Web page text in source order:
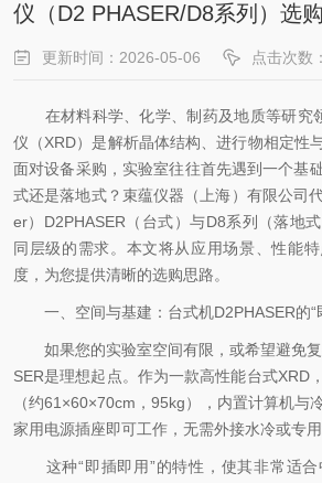
仪（D2 PHASER/D8系列）选
更新时间：2026-05-06 点击次数
在材料科学、化学、制药及地质等研究
仪（XRD）是解析晶体结构、进行物相定性
面对设备采购，实验室往往首先遇到一个基
式还是落地式？束蕴仪器（上海）有限公司
er）D2PHASER（台式）与D8系列（落地
同层级的需求。本文将从应用场景、性能
度，为您提供清晰的选购思路。
一、空间与基建：台式机D2PHASER的“
如果您的实验室空间有限，或希望避免复
SER是理想起点。作为一款高性能台式XRD
（约61×60×70cm，95kg），内置计算机与
家用电源插座即可工作，无需外接水冷或专用
这种“即插即用”的特性，使其非常适合